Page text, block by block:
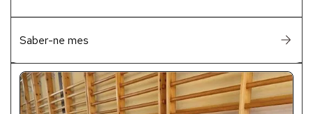
Saber-ne mes